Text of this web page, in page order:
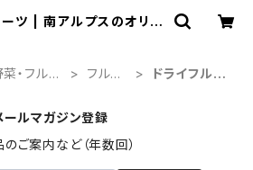
ーツ | 南アルプスのオリー
・フルー
フルー
ドライフルー
ールマガジン登録
ご案内など（年数回）